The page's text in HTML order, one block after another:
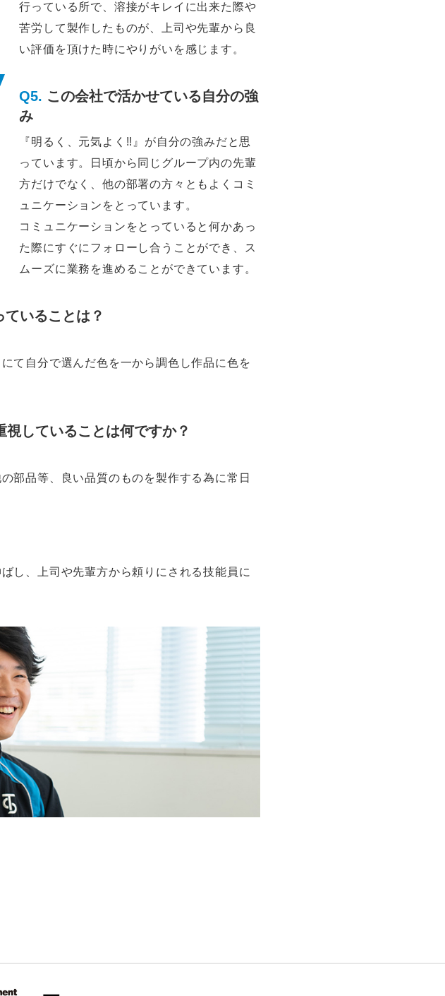
行っている所で、溶接がキレイに出来た際や
苦労して製作したものが、上司や先輩から良
い評価を頂けた時にやりがいを感じます。
この会社で活かせている自分の強
み
『明るく、元気よく!!』が自分の強みだと思
っています。日頃から同じグループ内の先輩
方だけでなく、他の部署の方々ともよくコミ
ュニケーションをとっています。
コミュニケーションをとっていると何かあっ
た際にすぐにフォローし合うことができ、ス
ムーズに業務を進めることができています。
いることは？
て自分で選んだ色を一から調色し作品に色を
していることは何ですか？
部品等、良い品質のものを製作する為に常日
し、上司や先輩方から頼りにされる技能員に